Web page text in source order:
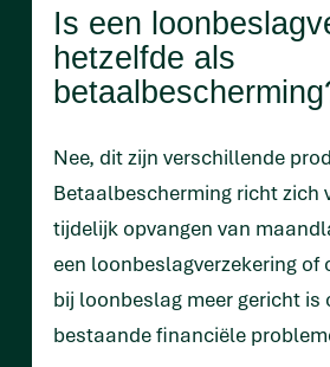
Is een
hetzelfde als
Nee, dit zijn verschillende
Betaalbescherming richt zich
tijdelijk opvangen van
een loonbeslagverzekering of
bij loonbeslag meer gericht is
bestaande financiële